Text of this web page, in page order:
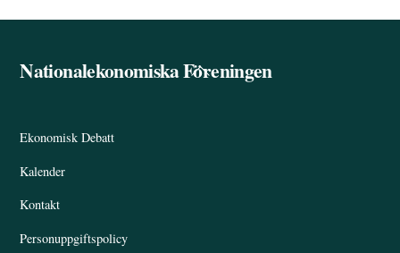
Back
Nationalekonomiska Föreningen
Ekonomisk Debatt
Kalender
Kontakt
Personuppgiftspolicy